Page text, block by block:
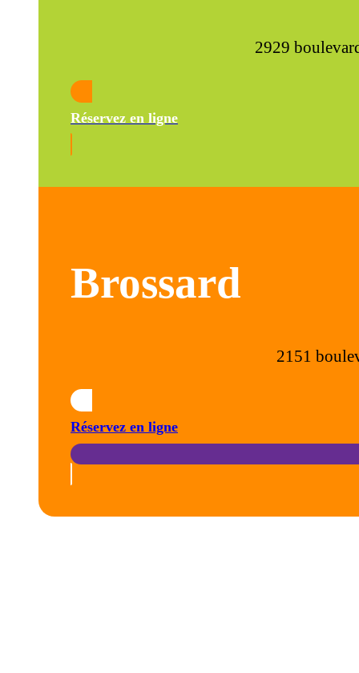
2929
Réservez en ligne
Brossard
2151
Réservez en ligne